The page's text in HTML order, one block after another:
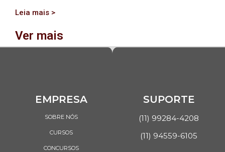
Leia mais >
Ver mais
EMPRESA
SOBRE NÓS
CURSOS
CONCURSOS
SUPORTE
(11) 99284-4208
(11) 94559-6105